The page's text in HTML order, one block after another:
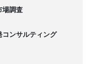
場調査
コンサルティング